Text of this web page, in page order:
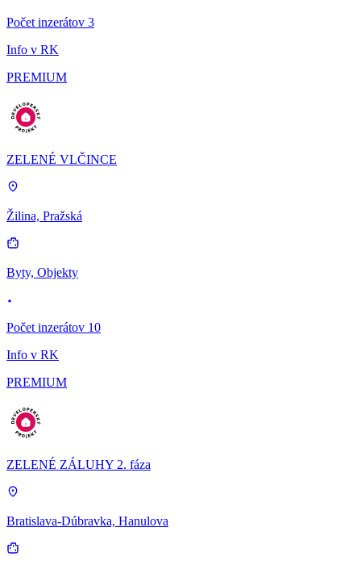
Počet inzerátov 3
Info v RK
PREMIUM
ZELENÉ VLČINCE
Žilina, Pražská
Byty, Objekty
Počet inzerátov 10
Info v RK
PREMIUM
ZELENÉ ZÁLUHY 2. fáza
Bratislava-Dúbravka, Hanulova